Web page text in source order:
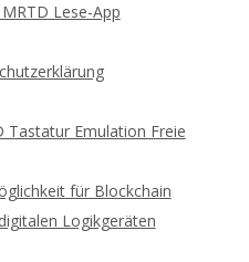
Lese-App
Tastatur Emulation Freie
für Blockchain
Logikgeräten